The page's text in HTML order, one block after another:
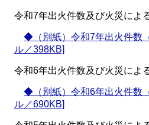
令和7年出火件数及び火災によ
◆（別紙）令和7年出火件数
ル／398KB]
令和6年出火件数及び火災によ
◆（別紙）令和6年出火件数
ル／690KB]